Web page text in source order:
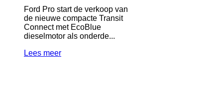
Ford Pro start de verkoop van
de nieuwe compacte Transit
Connect met EcoBlue
dieselmotor als onderde...
Lees meer